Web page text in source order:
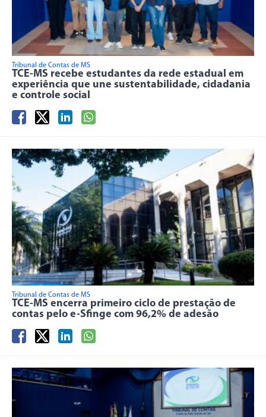
Tribunal de Contas de MS
TCE-MS recebe estudantes da rede estadual em
experiência que une sustentabilidade, cidadania
e controle social
Tribunal de Contas de MS
TCE-MS encerra primeiro ciclo de prestação de
contas pelo e-Sfinge com 96,2% de adesão